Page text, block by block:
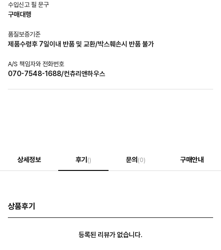
수입신고 필 문구
구매대행
품질보증기준
제품수령후 7일이내 반품 및 교환/박스훼손시 반품 불가
A/S 책임자와 전화번호
070-7548-1688/컨츄리앤하우스
상세정보 후기 () 문의 (0) 구매안내
상품후기
등록된 리뷰가 없습니다.